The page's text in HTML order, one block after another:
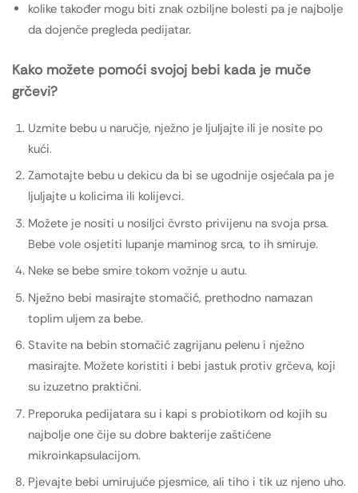
kolike također mogu biti znak ozbiljne bolesti pa je najbolje
da dojenče pregleda pedijatar.
Kako možete pomoći svojoj bebi kada je muče
grčevi?
Uzmite bebu u naručje, nježno je ljuljajte ili je nosite po
kući.
Zamotajte bebu u dekicu da bi se ugodnije osjećala pa je
ljuljajte u kolicima ili kolijevci.
Možete je nositi u nosiljci čvrsto privijenu na svoja prsa.
Bebe vole osjetiti lupanje maminog srca, to ih smiruje.
Neke se bebe smire tokom vožnje u autu.
Nježno bebi masirajte stomačić, prethodno namazan
toplim uljem za bebe.
Stavite na bebin stomačić zagrijanu pelenu i nježno
masirajte. Možete koristiti i bebi jastuk protiv grčeva, koji
su izuzetno praktični.
Preporuka pedijatara su i kapi s probiotikom od kojih su
najbolje one čije su dobre bakterije zaštićene
mikroinkapsulacijom.
Pjevajte bebi umirujuće pjesmice, ali tiho i tik uz njeno uho.